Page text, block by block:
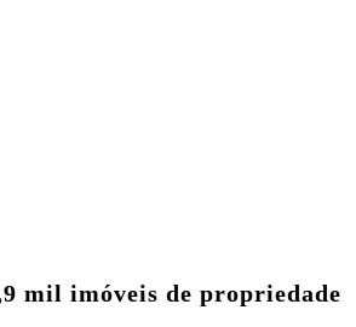
mil imóveis de propriedade